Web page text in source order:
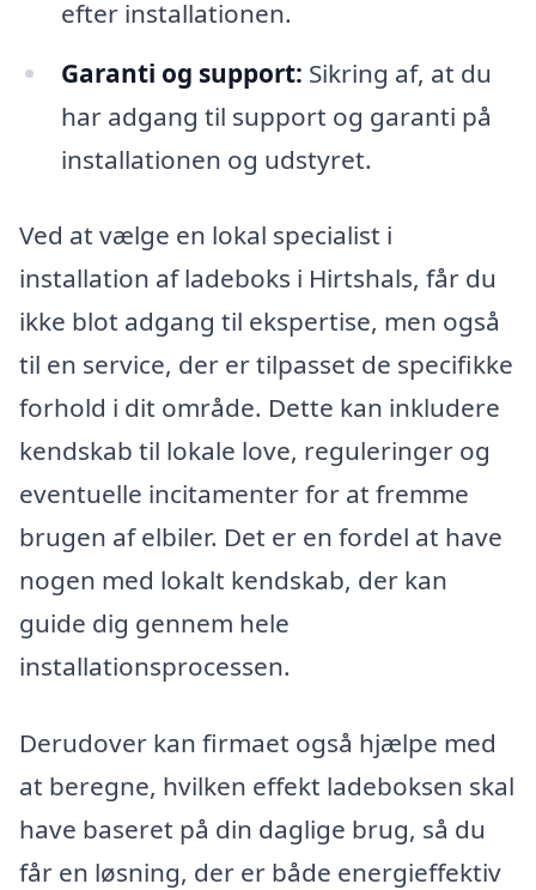
efter installationen.
Garanti og support: Sikring af, at du
har adgang til support og garanti på
installationen og udstyret.
Ved at vælge en lokal specialist i
installation af ladeboks i Hirtshals, får du
ikke blot adgang til ekspertise, men også
til en service, der er tilpasset de specifikke
forhold i dit område. Dette kan inkludere
kendskab til lokale love, reguleringer og
eventuelle incitamenter for at fremme
brugen af elbiler. Det er en fordel at have
nogen med lokalt kendskab, der kan
guide dig gennem hele
installationsprocessen.
Derudover kan firmaet også hjælpe med
at beregne, hvilken effekt ladeboksen skal
have baseret på din daglige brug, så du
får en løsning, der er både energieffektiv